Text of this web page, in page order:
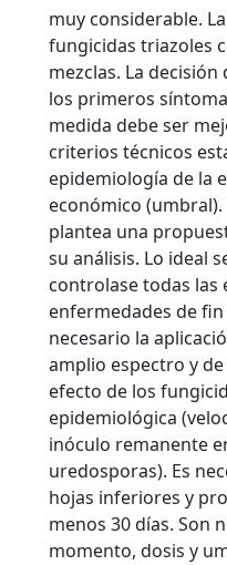
muy considerable.
fungicidas triazoles
mezclas. La
los primeros
medida debe ser
criterios técnicos
epidemiología de la
económico
plantea una
su análisis. Lo ideal
controlase todas las
enfermedades de fin
necesario la
amplio espectro y
efecto de los
epidemiológica
inóculo remanente
uredosporas). Es
hojas inferiores y
menos 30 días. Son
momento, dosis y